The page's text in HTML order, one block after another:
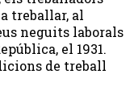
treballar, al
neguits laborals
el 1931.
de treball